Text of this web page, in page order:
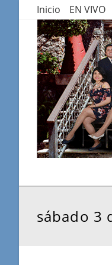
contenido
Inicio EN VIVO
sábado 3